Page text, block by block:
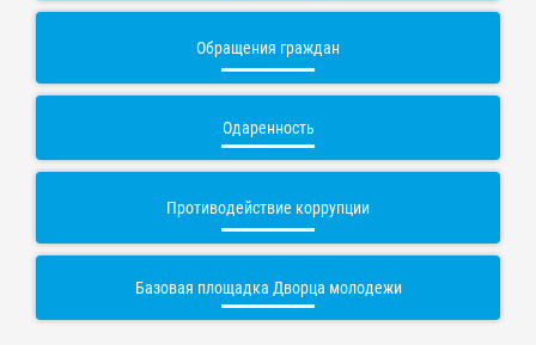
Обращения граждан
Одаренность
Противодействие коррупции
Базовая площадка Дворца молодежи